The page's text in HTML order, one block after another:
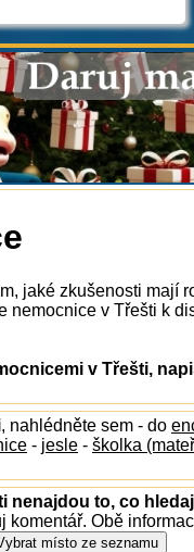
jaké zkušenosti mají
nemocnice v Třešti k
v Třešti,
, nahlédněte sem - do
- jesle - školka
nenajdou to, co
komentář. Obě